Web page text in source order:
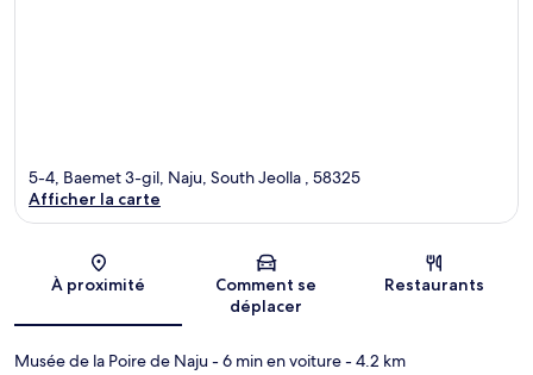
Carte
5-4, Baemet 3-gil, Naju, South Jeolla , 58325
Afficher la carte
À proximité
Comment se
déplacer
Restaurants
Musée de la Poire de Naju- 6 min en voiture- 4.2 km